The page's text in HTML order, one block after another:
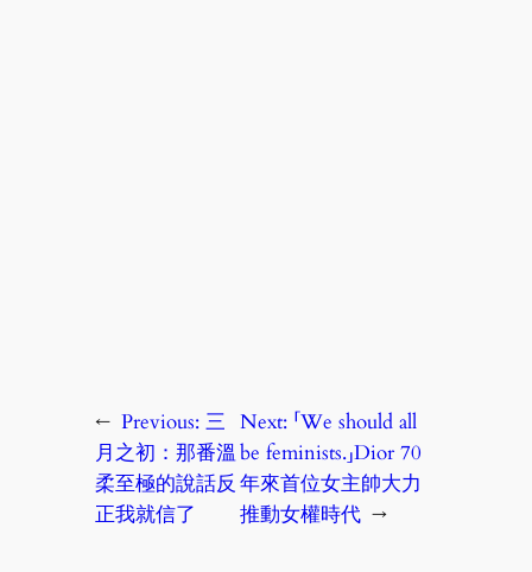
← Previous: 三
月之初：那番溫
柔至極的說話反
正我就信了
Next: 「We should all
be feminists.」Dior 70
年來首位女主帥大力
推動女權時代 →